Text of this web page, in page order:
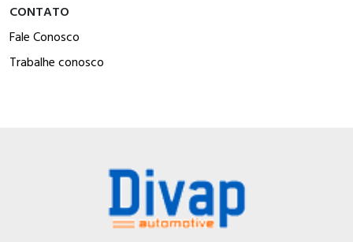
CONTATO
Fale Conosco
Trabalhe conosco